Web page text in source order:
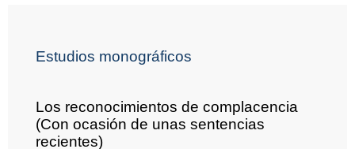
Estudios monográficos
Los reconocimientos de complacencia
(Con ocasión de unas sentencias
recientes)